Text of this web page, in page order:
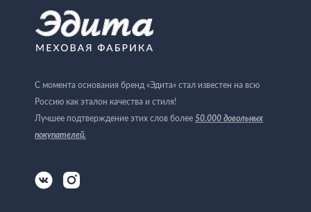
С момента основания бренд «Эдита» стал известен на всю
Россию как эталон качества и стиля!
Лучшее подтверждение этих слов более 50.000 довольных
покупателей.